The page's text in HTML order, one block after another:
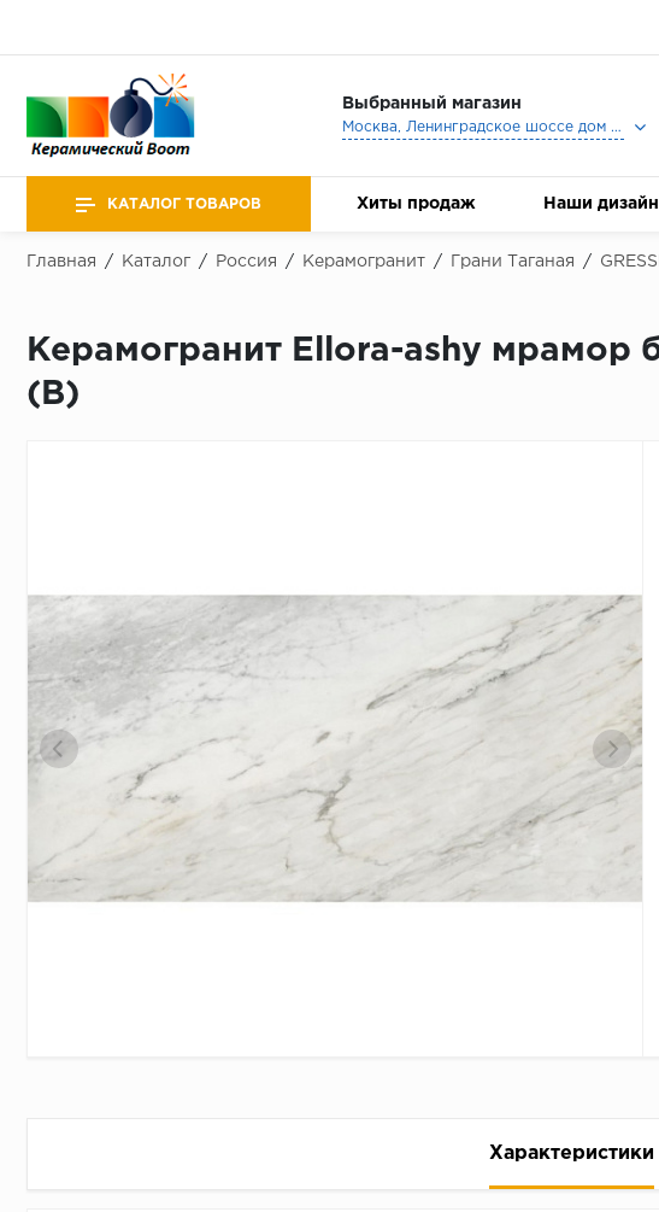
Выбранный магазин
Москва, Ленинградское шоссе дом 25, Торговый Центр Family Room, 2-ой этаж, Магазин Керамический Бум.
КАТАЛОГ ТОВАРОВ Хиты продаж Наши
Главная / Каталог / Россия / Керамогранит / Грани Таганая /
Керамогранит Ellora-ashy мрамор
(В)
Характеристики